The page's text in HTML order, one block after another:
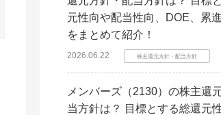
元性向や配当性向、DOE、累
をまとめて紹介！
2026.06.22 株主還元方針・配当方針
メンバーズ（2130）の株主還
当方針は？ 目標とする総還元